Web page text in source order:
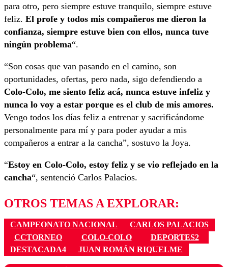
para otro, pero siempre estuve tranquilo, siempre estuve
feliz. El profe y todos mis compañeros me dieron la
confianza, siempre estuve bien con ellos, nunca tuve
ningún problema“.
“Son cosas que van pasando en el camino, son
oportunidades, ofertas, pero nada, sigo defendiendo a
Colo-Colo, me siento feliz acá, nunca estuve infeliz y
nunca lo voy a estar porque es el club de mis amores.
Vengo todos los días feliz a entrenar y sacrificándome
personalmente para mí y para poder ayudar a mis
compañeros a entrar a la cancha”, sostuvo la Joya.
“Estoy en Colo-Colo, estoy feliz y se vio reflejado en la
cancha“, sentenció Carlos Palacios.
OTROS TEMAS A EXPLORAR:
CAMPEONATO NACIONAL
CARLOS PALACIOS
CCTORNEO
COLO-COLO
DEPORTES2
DESTACADA4
JUAN ROMÁN RIQUELME